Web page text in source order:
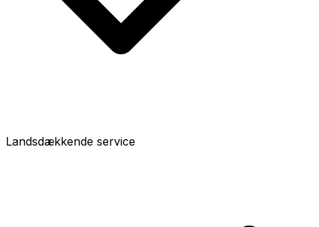
Landsdækkende service